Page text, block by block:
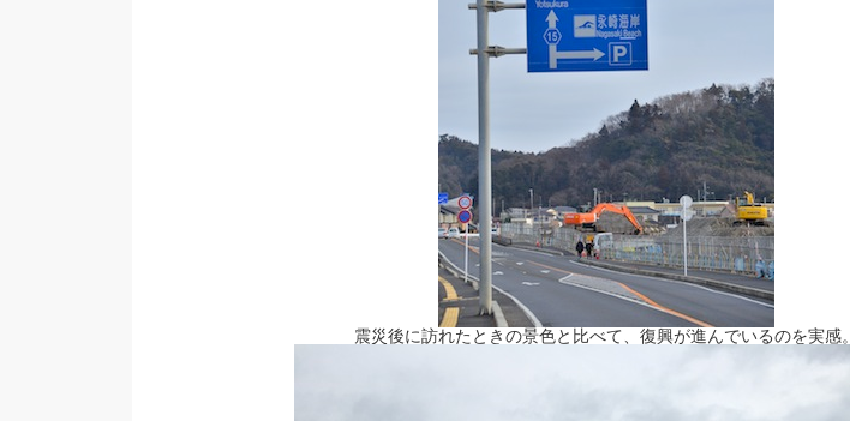
震災後に訪れたときの景色と比べて、復興が進んでいるのを実感。